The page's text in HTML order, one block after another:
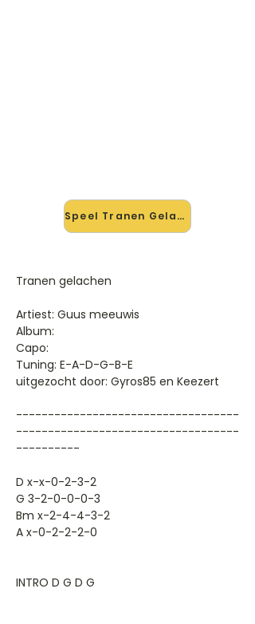
Speel Tranen Gelachen mee →
Tranen gelachen
Artiest: Guus meeuwis
Album:
Capo:
Tuning: E-A-D-G-B-E
uitgezocht door: Gyros85 en Keezert
-----------------------------------
-----------------------------------
----------
D x-x-0-2-3-2
G 3-2-0-0-0-3
Bm x-2-4-4-3-2
A x-0-2-2-2-0
INTRO D G D G